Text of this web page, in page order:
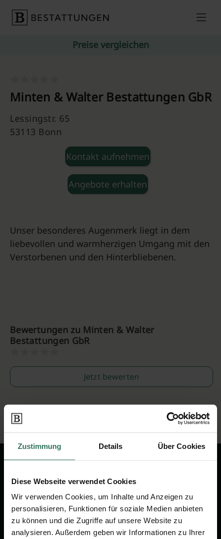
Zustimmung Details Über Cookies
Diese Webseite verwendet Cookies
Wir verwenden Cookies, um Inhalte und Anzeigen zu
personalisieren, Funktionen für soziale Medien anbieten
zu können und die Zugriffe auf unsere Website zu
analysieren. Außerdem geben wir Informationen zu Ihrer
Preise vergleichen
Minten & Walter Bestattungen GbR
Lessingstr. 65
53113 Bonn
Kontakt aufnehmen
Angebote erhalten
Unser besonderes Augenmerk liegt in dem
liebevollen und warmherzigen Umgang mit den
Verstorbenen und den Hinterbliebenen.
Bewertungen zu Minten & Walter
Bestattungen GbR
Jetzt bewerten
Wir sind Ihr Ansprechpartner rund
um das Thema Bestattung &
Vorsorge.